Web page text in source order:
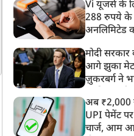
लवलीना बोरगोहेन ने रचा
2026 में भारत का पहला
पदक पक्का
गया
Vi यूजर्स के
288 रुपये के
अनलिमिटेड
मोदी
आगे झुका
ज़ुकरबर्ग ने
अब
UPI पेमेंट
चार्ज, आम